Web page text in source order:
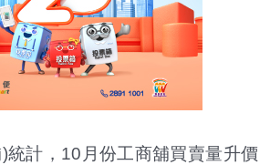
統計，10月份工商舖買賣量升價